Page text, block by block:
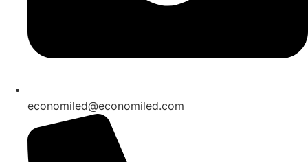
economiled@economiled.com